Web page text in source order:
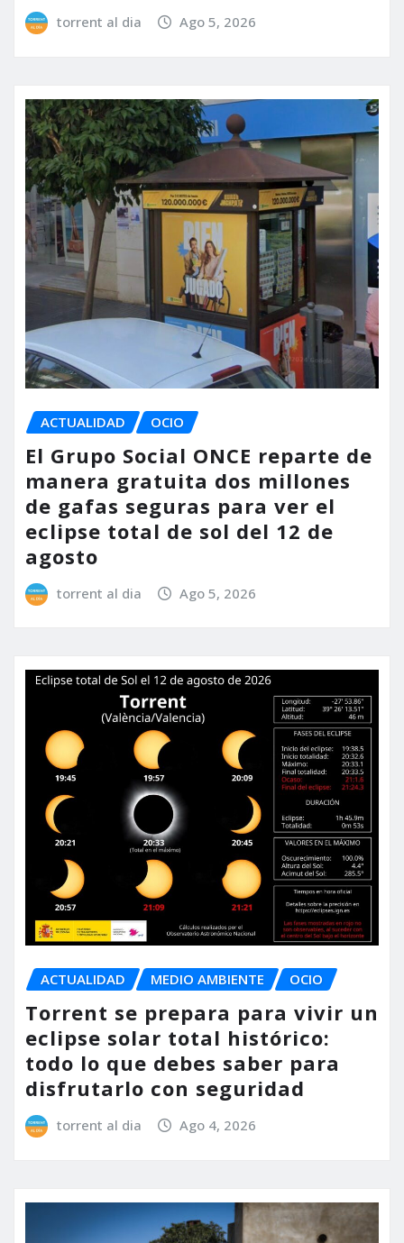
torrent al dia Ago 5, 2026
ACTUALIDAD OCIO
El Grupo Social ONCE reparte de
manera gratuita dos millones
de gafas seguras para ver el
eclipse total de sol del 12 de
agosto
torrent al dia Ago 5, 2026
ACTUALIDAD MEDIO AMBIENTE OCIO
Torrent se prepara para vivir un
eclipse solar total histórico:
todo lo que debes saber para
disfrutarlo con seguridad
torrent al dia Ago 4, 2026